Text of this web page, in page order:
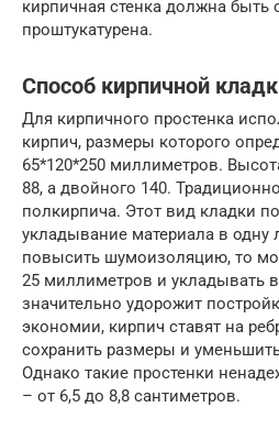
кирпичная стенка должна быть
проштукатурена.
Способ кирпичной
Для кирпичного простенка
кирпич, размеры которого
65*120*250 миллиметров.
88, а двойного 140.
полкирпича. Этот вид кладки
укладывание материала в одну
повысить шумоизоляцию, то
25 миллиметров и укладывать
значительно удорожит
экономии, кирпич ставят на
сохранить размеры и
Однако такие простенки
– от 6,5 до 8,8 сантиметров.